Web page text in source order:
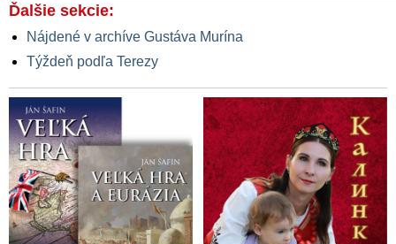
Ďalšie sekcie:
Nájdené v archíve Gustáva Murína
Týždeň podľa Terezy